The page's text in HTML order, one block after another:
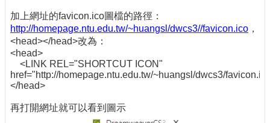
加上網址的favicon.ico圖檔的路徑：
http://homepage.ntu.edu.tw/~huangsl/dwcs3//favicon.ico ，
<head></head>改為：
<head>
<LINK REL="SHORTCUT ICON"
href="http://homepage.ntu.edu.tw/~huangsl/dwcs3/
</head>
再打開網址就可以看到圖示